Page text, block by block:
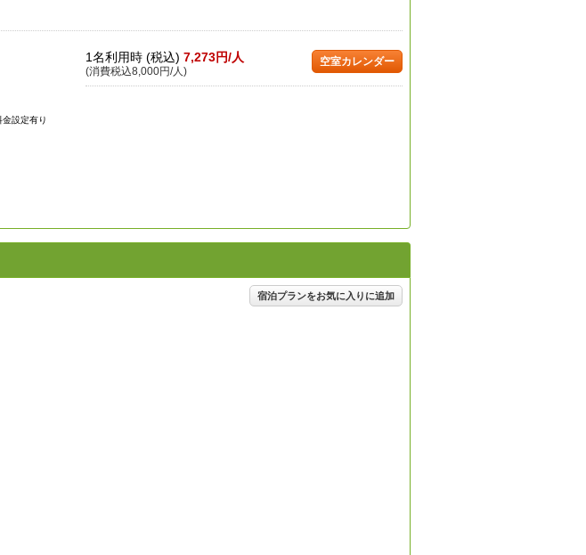
設定有り
1名利用時 (税込) 7,273円/人
(消費税込8,000円/人)
空室カレンダー
宿泊プランをお気に入りに追加